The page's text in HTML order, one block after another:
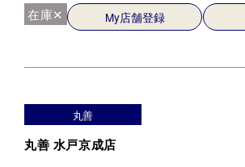
在庫✕ My店舗登録
丸善
丸善 水戸京成店